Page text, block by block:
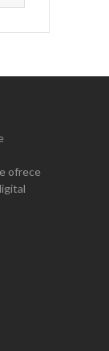
ofrece